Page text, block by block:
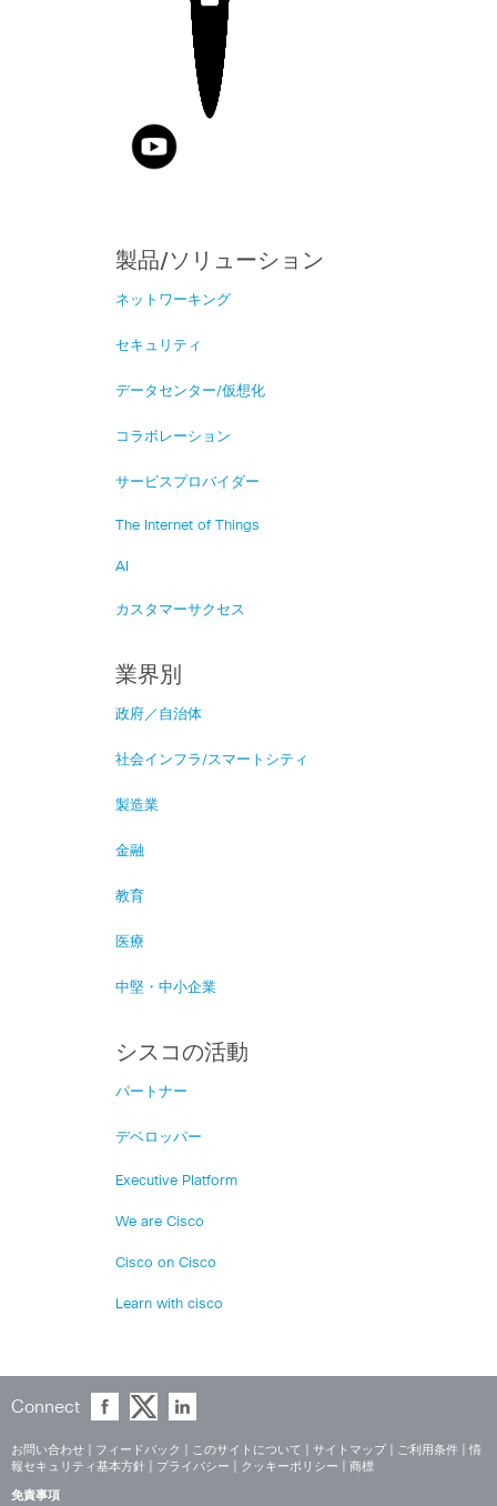
製品/ソリューション
ネットワーキング
セキュリティ
データセンター/仮想化
コラボレーション
サービスプロバイダー
The Internet of Things
AI
カスタマーサクセス
業界別
政府／自治体
社会インフラ/スマートシティ
製造業
金融
教育
医療
中堅・中小企業
シスコの活動
パートナー
デベロッパー
Executive Platform
We are Cisco
Cisco on Cisco
Learn with cisco
Connect
お問い合わせ フィードバック このサイトについて サイトマップ ご利用条件
情
報セキュリティ基本方針
プライバシー クッキーポリシー 商標
免責事項